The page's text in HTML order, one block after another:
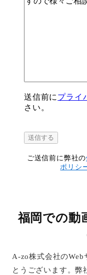
送信前に プライ
さい。
ご送信前に弊社の
ポリシ
福岡での動
A-zo株式会社の
とうございます。弊